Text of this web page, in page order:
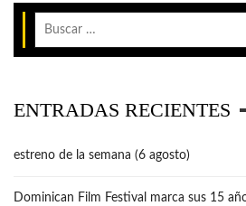
ENTRADAS RECIENTES
estreno de la semana (6 agosto)
Dominican Film Festival marca sus 15